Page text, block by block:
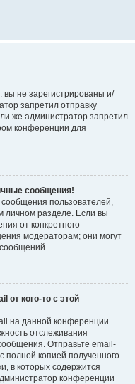
не зарегистрированы и/
запретил отправку
же администратор запретил
конференции для
сообщения!
пользователей,
личном разделе. Если вы
от конкретного
модераторам; они могут
от кого-то с этой
на данной конференции
отслеживания
Отправьте email-
копией полученного
в которых содержится
конференции